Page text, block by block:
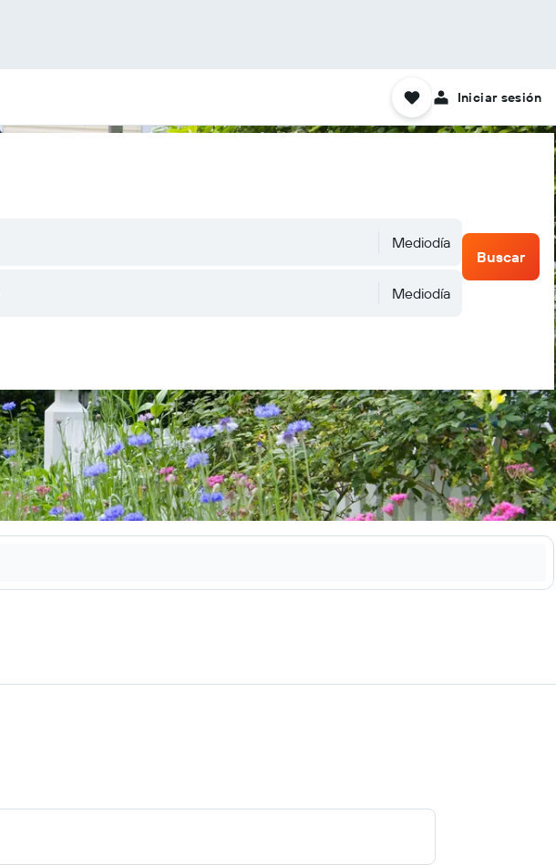
Iniciar sesión
Mediodía
Mediodía
Buscar